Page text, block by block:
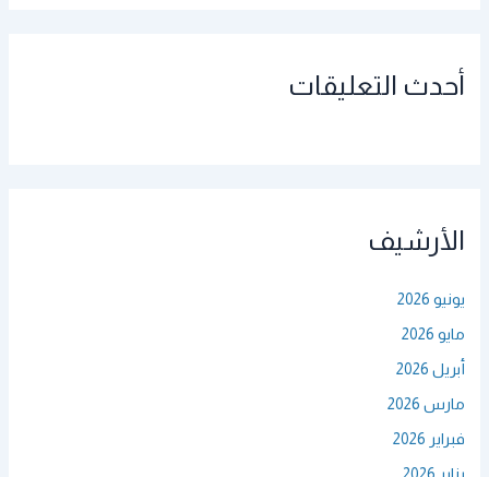
أحدث التعليقات
الأرشيف
يونيو 2026
مايو 2026
أبريل 2026
مارس 2026
فبراير 2026
يناير 2026